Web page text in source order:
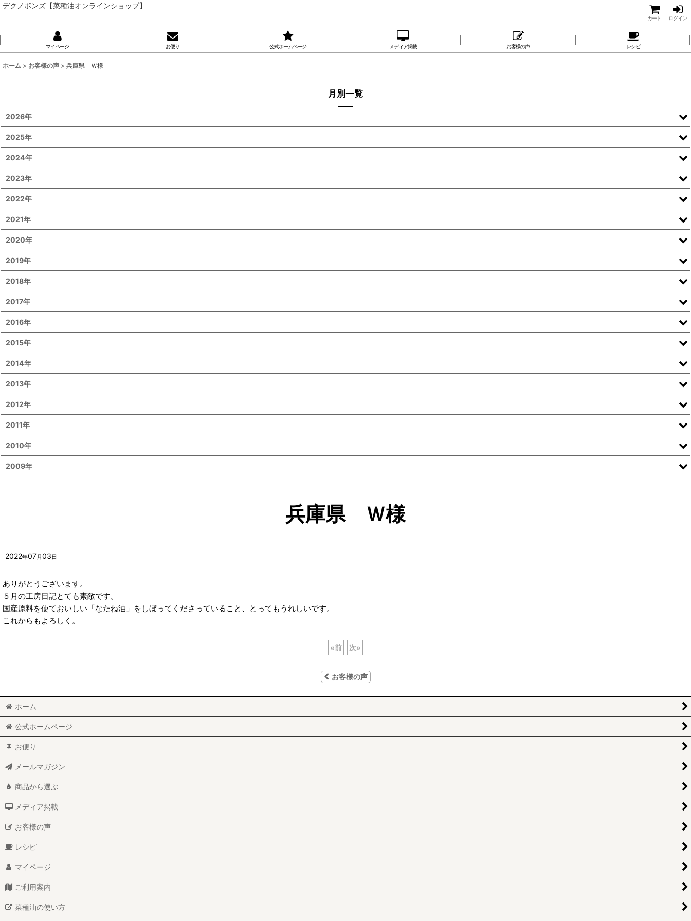
デクノボンズ【菜種油オンラインショップ】
カート ログイン
マイページ お便り 公式ホームページ メディア掲載 お客様の声 レシピ
ホーム > お客様の声 > 兵庫県 Ｗ様
兵庫県 Ｗ様
2022年07月03日
ありがとうございます。
５月の工房日記とても素敵です。
国産原料を使ておいしい「なたね油」をしぼってくださっていること、とってもうれしいです。
これからもよろしく。
«前 次»
お客様の声
月別一覧
2026年
2025年
2024年
2023年
2022年
2021年
2020年
2019年
2018年
2017年
2016年
2015年
2014年
2013年
2012年
2011年
2010年
2009年
ホーム
公式ホームページ
お便り
メールマガジン
商品から選ぶ
メディア掲載
お客様の声
レシピ
マイページ
ご利用案内
菜種油の使い方